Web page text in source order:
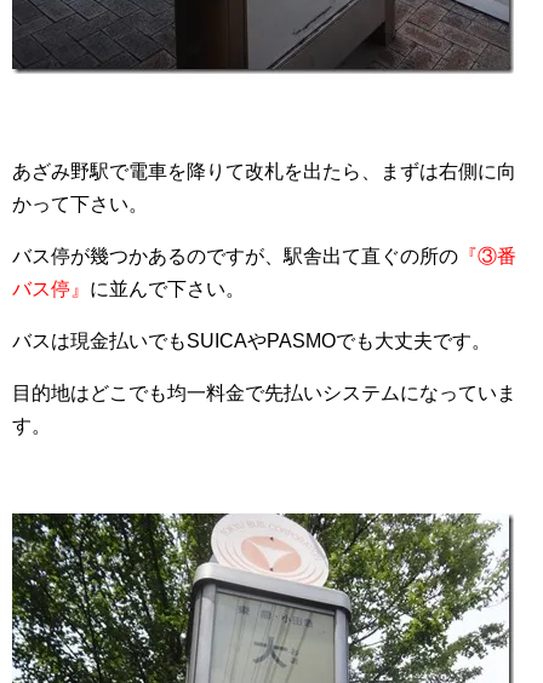
あざみ野駅で電車を降りて改札を出たら、まずは右側に向
かって下さい。
バス停が幾つかあるのですが、駅舎出て直ぐの所の 『③番
バス停』 に並んで下さい。
バスは現金払いでもSUICAやPASMOでも大丈夫です。
目的地はどこでも均一料金で先払いシステムになっていま
す。